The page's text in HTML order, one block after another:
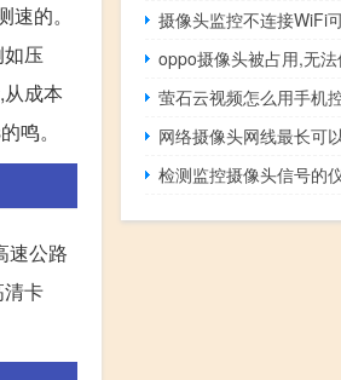
的。
压
成本
鸣。
速公路
卡
摄像头监控不连接WiFi
oppo摄像头被占用,无
萤石云视频怎么用手机
网络摄像头网线最长可
检测监控摄像头信号的